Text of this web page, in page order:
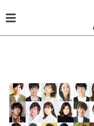
to
content